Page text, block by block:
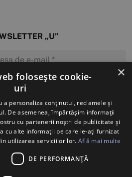
„U”
MĂ ABONEZ
×
folosește cookie-
uri
a personaliza conținutul, reclamele și
De asemenea, împărtășim informații
cu partenerii noștri de publicitate și
cu alte informații pe care le-ați furnizat
utilizarea serviciilor lor. Află mai multe
DE PERFORMANȚĂ